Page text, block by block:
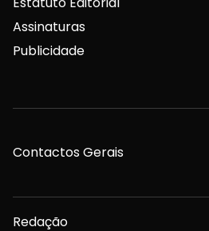
Assinaturas
Publicidade
Contactos Gerais
Redação